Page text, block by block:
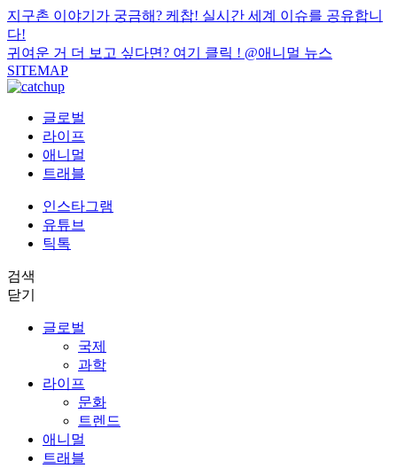
지구촌 이야기가 궁금해? 케찹! 실시간 세계 이슈를 공유합니
다!
귀여운 거 더 보고 싶다면? 여기 클릭 ! @애니멀 뉴스
SITEMAP
글로벌
라이프
애니멀
트래블
인스타그램
유튜브
틱톡
검색
닫기
글로벌
국제
과학
라이프
문화
트렌드
애니멀
트래블